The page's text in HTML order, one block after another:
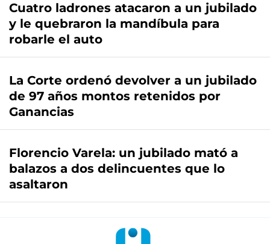
Cuatro ladrones atacaron a un jubilado
y le quebraron la mandíbula para
robarle el auto
La Corte ordenó devolver a un jubilado
de 97 años montos retenidos por
Ganancias
Florencio Varela: un jubilado mató a
balazos a dos delincuentes que lo
asaltaron